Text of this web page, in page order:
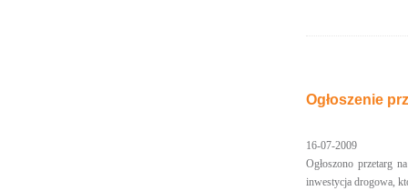
Ogłoszenie
16-07-2009
Ogłoszono przetarg
inwestycja drogowa,